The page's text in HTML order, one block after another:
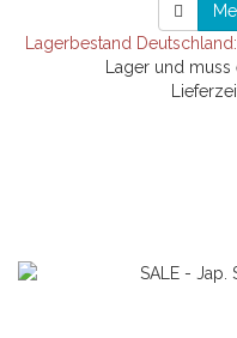
Lagerbestand
Lager und